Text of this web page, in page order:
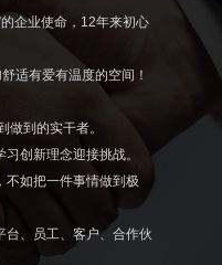
企业使命，12年来初心
适有爱有温度的空间！
到的实干者。
创新理念迎接挑战。
如把一件事情做到极
、员工、客户、合作伙